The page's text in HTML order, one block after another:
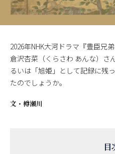
2026年NHK大河ドラマ『豊臣兄
倉沢杏菜（くらさわ あんな）さ
るいは「旭姫」として記録に残
たのでしょうか。
文・ 樽瀬川